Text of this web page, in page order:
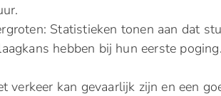
Statistieken tonen aan dat
hebben bij hun eerste
verkeer kan gevaarlijk zijn en een